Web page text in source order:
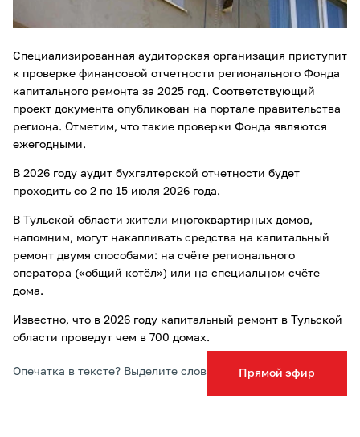
Прямой эфир
Специализированная аудиторская организация приступит
к проверке финансовой отчетности регионального Фонда
капитального ремонта за 2025 год. Соответствующий
проект документа опубликован на портале правительства
региона. Отметим, что такие проверки Фонда являются
ежегодными.
В 2026 году аудит бухгалтерской отчетности будет
проходить со 2 по 15 июля 2026 года.
В Тульской области жители многоквартирных домов,
напомним, могут накапливать средства на капитальный
ремонт двумя способами: на счёте регионального
оператора («общий котёл») или на специальном счёте
дома.
Известно, что в 2026 году капитальный ремонт в Тульской
области проведут чем в 700 домах.
Опечатка в тексте? Выделите слово и нажмите Ctrl+Enter